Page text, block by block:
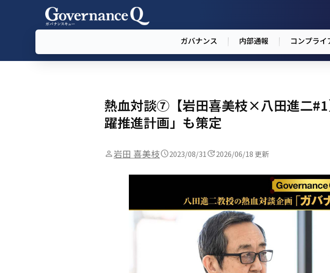
ガバナンス 内部通報 コンプライ
熱血対談⑦【岩田喜美枝×八田進二
躍推進計画」も策定
岩田 喜美枝 2023/08/31 2026/06/18 更新